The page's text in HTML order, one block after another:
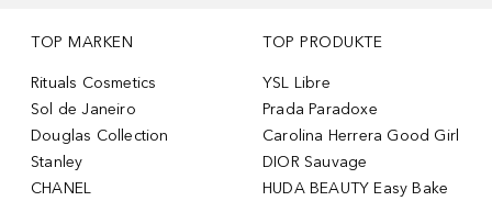
TOP MARKEN
Rituals Cosmetics
Sol de Janeiro
Douglas Collection
Stanley
CHANEL
TOP PRODUKTE
YSL Libre
Prada Paradoxe
Carolina Herrera Good Girl
DIOR Sauvage
HUDA BEAUTY Easy Bake